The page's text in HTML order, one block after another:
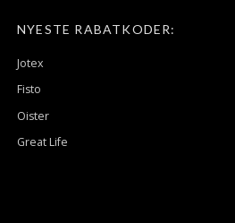
NYESTE RABATKODER:
Jotex
Fisto
Oister
Great Life